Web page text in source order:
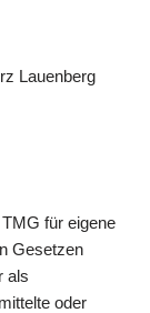
Lauenberg
für eigene
Gesetzen
als
oder